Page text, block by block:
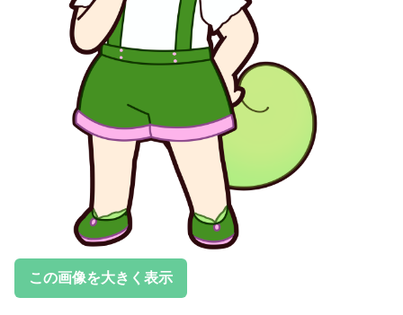
この画像を大きく表示